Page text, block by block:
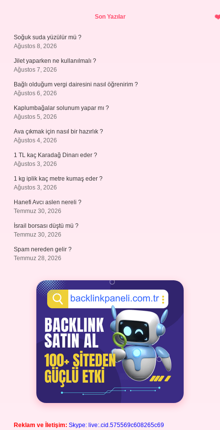
Son Yazılar
Soğuk suda yüzülür mü ?
Ağustos 8, 2026
Jilet yaparken ne kullanılmalı ?
Ağustos 7, 2026
Bağlı olduğum vergi dairesini nasıl öğrenirim ?
Ağustos 6, 2026
Kaplumbağalar solunum yapar mı ?
Ağustos 5, 2026
Ava çıkmak için nasıl bir hazırlık ?
Ağustos 4, 2026
1 TL kaç Karadağ Dinarı eder ?
Ağustos 3, 2026
1 kg iplik kaç metre kumaş eder ?
Ağustos 3, 2026
Hanefi Avcı aslen nereli ?
Temmuz 30, 2026
İsrail borsası düştü mü ?
Temmuz 30, 2026
Spam nereden gelir ?
Temmuz 28, 2026
Reklam ve İletişim: Skype: live:.cid.575569c608265c69